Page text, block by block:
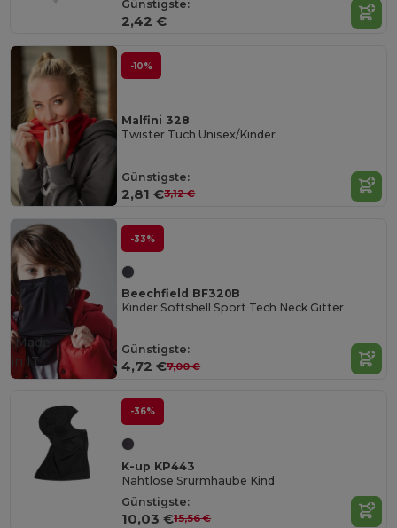
Günstigste:
2,42 €
-10%
Malfini 328
Twister Tuch Unisex/Kinder
Günstigste:
2,81 €3,12 €
-33%
Beechfield BF320B
Kinder Softshell Sport Tech Neck Gitter
Günstigste:
4,72 €7,00 €
Made
in IT
-36%
K-up KP443
Nahtlose Srurmhaube Kind
Günstigste:
10,03 €15,56 €